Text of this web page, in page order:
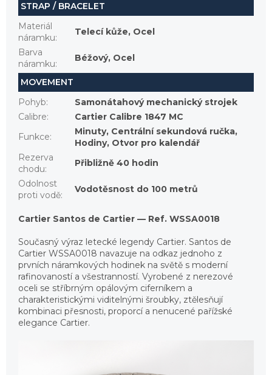
STRAP / BRACELET
Materiál
náramku:
Telecí kůže, Ocel
Barva
náramku:
Béžový, Ocel
MOVEMENT
Pohyb:
Samonátahový mechanický strojek
Calibre:
Cartier Calibre 1847 MC
Funkce:
Minuty, Centrální sekundová ručka,
Hodiny, Otvor pro kalendář
Rezerva
chodu:
Přibližně 40 hodin
Odolnost
proti vodě:
Vodotěsnost do 100 metrů
Cartier Santos de Cartier — Ref. WSSA0018
Současný výraz letecké legendy Cartier. Santos de
Cartier WSSA0018 navazuje na odkaz jednoho z
prvních náramkových hodinek na světě s moderní
rafinovaností a všestranností. Vyrobené z nerezové
oceli se stříbrným opálovým ciferníkem a
charakteristickými viditelnými šroubky, ztělesňují
kombinaci přesnosti, proporcí a nenucené pařížské
elegance Cartier.